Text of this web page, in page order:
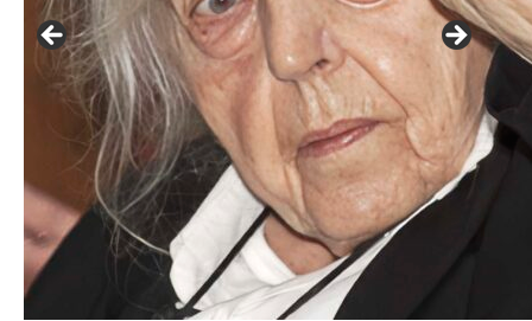
František Skála - film Veřejný prostor
Adriena Šimotová
Richard Štipl v Benátkách
Langweiluv model v Praze
Japanolog Petr Geisler, foto: Petr Šálek
©Frank Kortan,Yellow Shark, portrét Franka Zappy
Nové Svatovítské varhany